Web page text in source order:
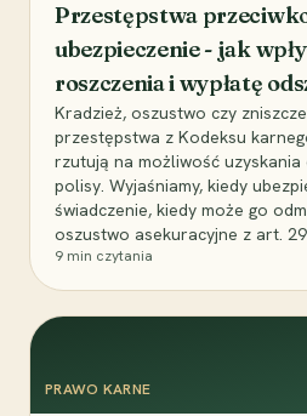
Przestępstwa
ubezpieczenie - jak
roszczenia i wypłatę
Kradzież, oszustwo czy
przestępstwa z Kodeksu
rzutują na możliwość
polisy. Wyjaśniamy, kiedy
świadczenie, kiedy może go
oszustwo asekuracyjne z art.
9 min czytania
PRAWO KARNE